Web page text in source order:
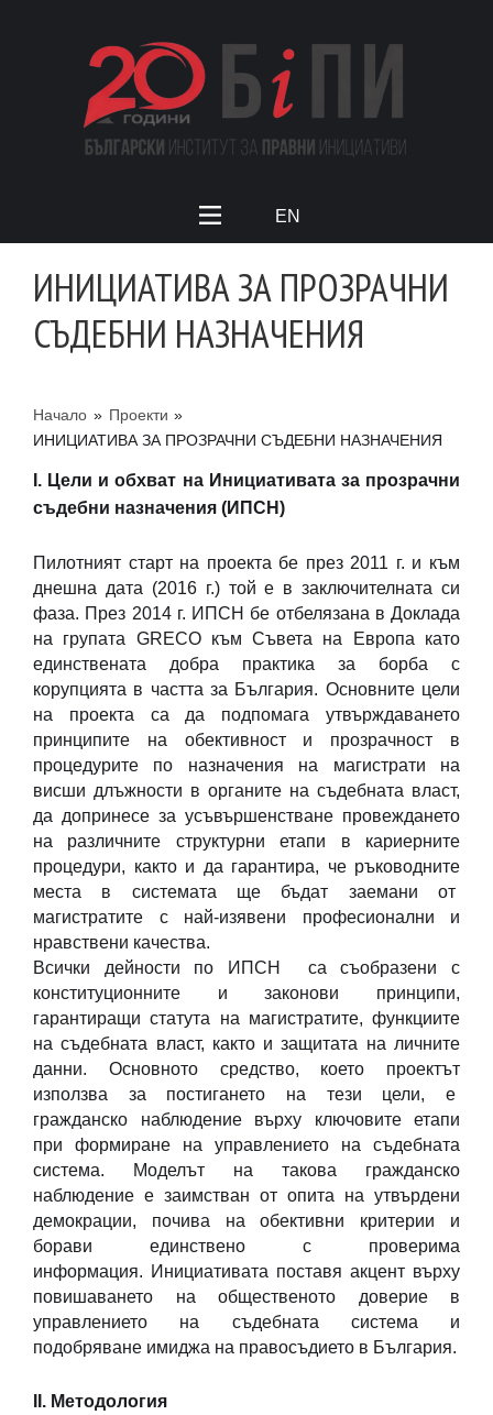
EN
ИНИЦИАТИВА ЗА ПРОЗРАЧНИ
СЪДЕБНИ НАЗНАЧЕНИЯ
Начало » Проекти »
ИНИЦИАТИВА ЗА ПРОЗРАЧНИ СЪДЕБНИ НАЗНАЧЕНИЯ
I. Цели и обхват на Инициативата за прозрачни
съдебни назначения (ИПСН)
Пилотният старт на проекта бе през 2011 г. и към
днешна дата (2016 г.) той е в заключителната си
фаза. През 2014 г. ИПСН бе отбелязана в Доклада
на групата GRECO към Съвета на Европа като
единствената добра практика за борба с
корупцията в частта за България. Основните цели
на проекта са да подпомага утвърждаването
принципите на обективност и прозрачност в
процедурите по назначения на магистрати на
висши длъжности в органите на съдебната власт,
да допринесе за усъвършенстване провеждането
на различните структурни етапи в кариерните
процедури, както и да гарантира, че ръководните
места в системата ще бъдат заемани от
магистратите с най-изявени професионални и
нравствени качества.
Всички дейности по ИПСН са съобразени с
конституционните и законови принципи,
гарантиращи статута на магистратите, функциите
на съдебната власт, както и защитата на личните
данни. Основното средство, което проектът
използва за постигането на тези цели, е
гражданско наблюдение върху ключовите етапи
при формиране на управлението на съдебната
система. Моделът на такова гражданско
наблюдение е заимстван от опита на утвърдени
демокрации, почива на обективни критерии и
борави единствено с проверима
информация. Инициативата поставя акцент върху
повишаването на общественото доверие в
управлението на съдебната система и
подобряване имиджа на правосъдието в България.
II. Методология